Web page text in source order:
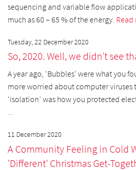
sequencing and variable flow
much as 60 – 65 % of the energy. Read
Tuesday, 22 December 2020
So, 2020. Well, we didn’t see
A year ago, ‘Bubbles’ were what you
more worried about computer viruses
‘Isolation’ was how you protected
...
11 December 2020
A Community Feeling in Cold
'Different' Christmas Get-